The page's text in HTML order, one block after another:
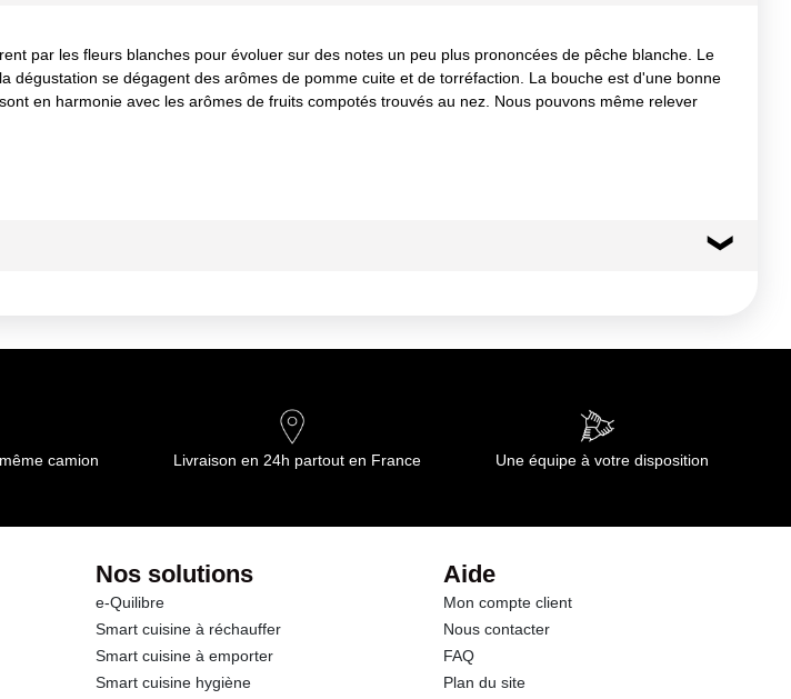
par les fleurs blanches pour évoluer sur des notes un peu plus prononcées de pêche blanche. Le
se dégagent des arômes de pomme cuite et de torréfaction. La bouche est d'une bonne
en harmonie avec les arômes de fruits compotés trouvés au nez. Nous pouvons même relever
camion Livraison en 24h partout en France Une équipe à votre disposition
Nos solutions
e-Quilibre
Smart cuisine à réchauffer
Smart cuisine à emporter
Smart cuisine hygiène
Aide
Mon compte client
Nous contacter
FAQ
Plan du site